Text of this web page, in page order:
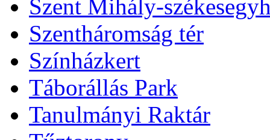
Szent Mihály-
Szentháromság tér
Színházkert
Táborállás Park
Tanulmányi Raktár